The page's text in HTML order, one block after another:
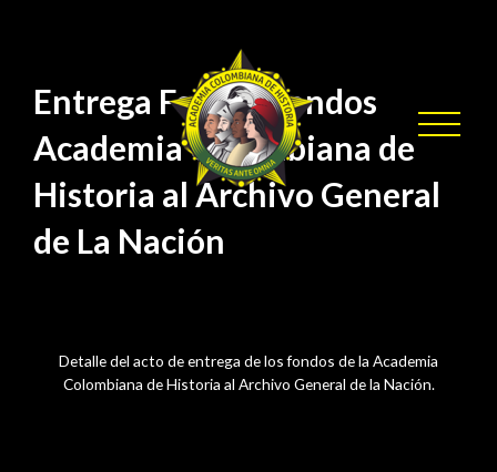
Entrega Formal Fondos
Academia Colombiana de
Historia al Archivo General
de La Nación
Detalle del acto de entrega de los fondos de la Academia
Colombiana de Historia al Archivo General de la Nación.